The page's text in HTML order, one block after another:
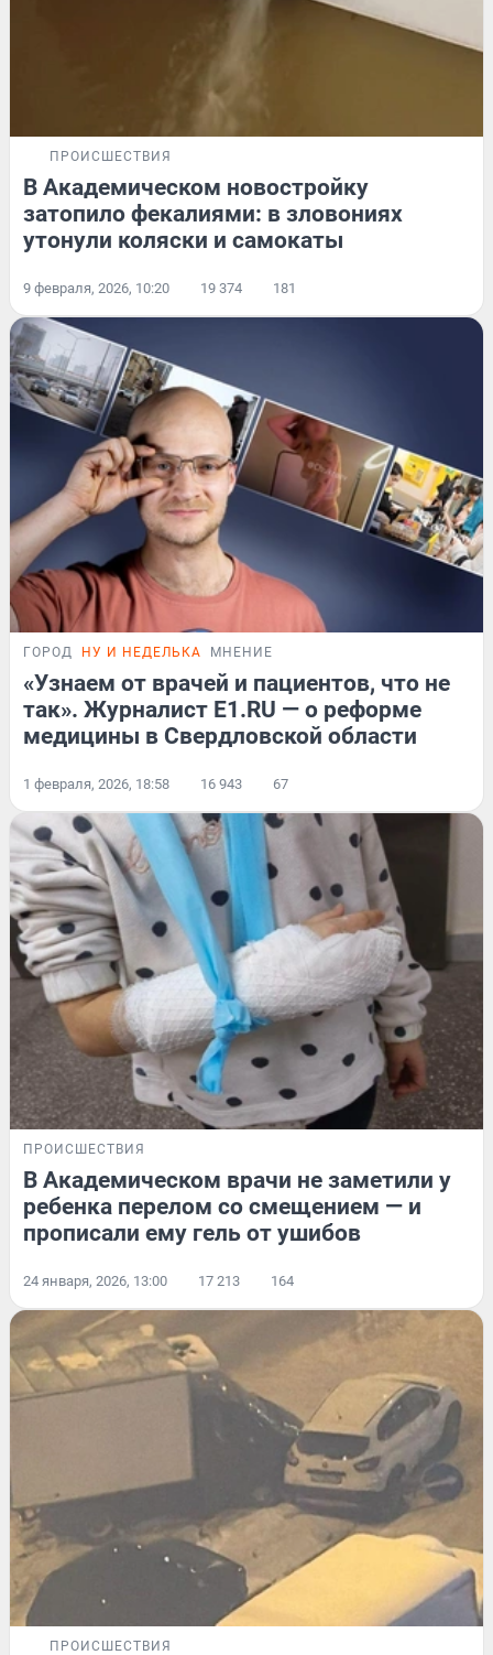
ПРОИСШЕСТВИЯ
В Академическом новостройку
затопило фекалиями: в зловониях
утонули коляски и самокаты
9 февраля, 2026, 10:20 19 374 181
ГОРОД НУ И НЕДЕЛЬКА МНЕНИЕ
«Узнаем от врачей и пациентов, что не
так». Журналист E1.RU — о реформе
медицины в Свердловской области
1 февраля, 2026, 18:58 16 943 67
ПРОИСШЕСТВИЯ
В Академическом врачи не заметили у
ребенка перелом со смещением — и
прописали ему гель от ушибов
24 января, 2026, 13:00 17 213 164
ПРОИСШЕСТВИЯ